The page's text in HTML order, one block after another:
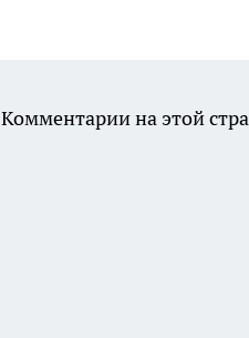
Комментарии на этой